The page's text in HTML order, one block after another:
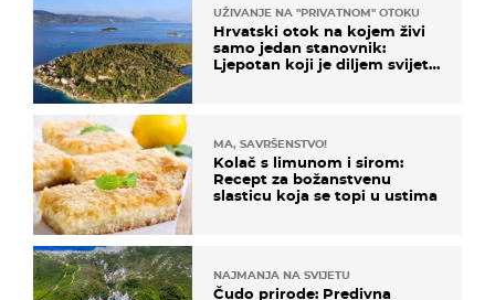
UŽIVANJE NA "PRIVATNOM" OTOKU
Hrvatski otok na kojem živi
samo jedan stanovnik:
Ljepotan koji je diljem svijeta
MA, SAVRŠENSTVO!
Kolač s limunom i sirom:
Recept za božanstvenu
slasticu koja se topi u ustima
NAJMANJA NA SVIJETU
Čudo prirode: Predivna